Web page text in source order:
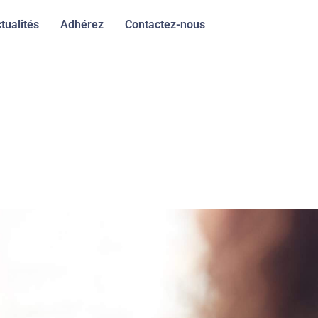
Adhérez Contactez-nous